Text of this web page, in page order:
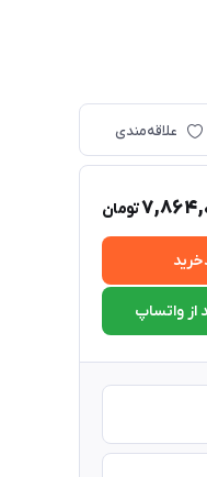
علاقه‌مندی
تومان
از واتساپ